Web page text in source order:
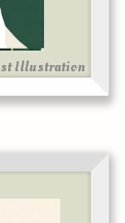
Illustration